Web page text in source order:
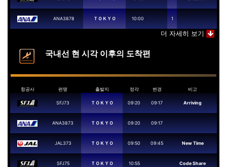
ANA3878 ＴＯＫＹＯ 10:00 1
더 자세히 보기
국내선 현 시각 이후의 도착편
항공사 편명 출발지 정각 변경 비고
SFJ73 ＴＯＫＹＯ 09:20 09:17 Arriving
ANA3873 ＴＯＫＹＯ 09:20 09:17
JAL373 ＴＯＫＹＯ 09:50 09:45 New Time
SFJ75 ＴＯＫＹＯ 10:55 Code Share